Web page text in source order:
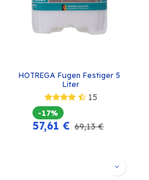
HOTREGA Fugen Festiger 5
Liter
15
-17%
57,61 € 69,13€